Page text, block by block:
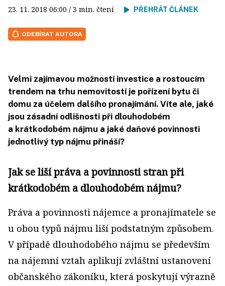
23. 11. 2018 06:00 / 3 min. čtení PŘEHRÁT ČLÁNEK
ODEBÍRAT AUTORA
Velmi zajímavou možností investice a rostoucím
trendem na trhu nemovitostí je pořízení bytu či
domu za účelem dalšího pronajímání. Víte ale, jaké
jsou zásadní odlišnosti při dlouhodobém
a krátkodobém nájmu a jaké daňové povinnosti
jednotlivý typ nájmu přináší?
Jak se liší práva a povinnosti stran při
krátkodobém a dlouhodobém nájmu?
Práva a povinnosti nájemce a pronajímatele se
u obou typů nájmu liší podstatným způsobem.
V případě dlouhodobého nájmu se především
na nájemní vztah aplikují zvláštní ustanovení
občanského zákoníku, která poskytují výrazně